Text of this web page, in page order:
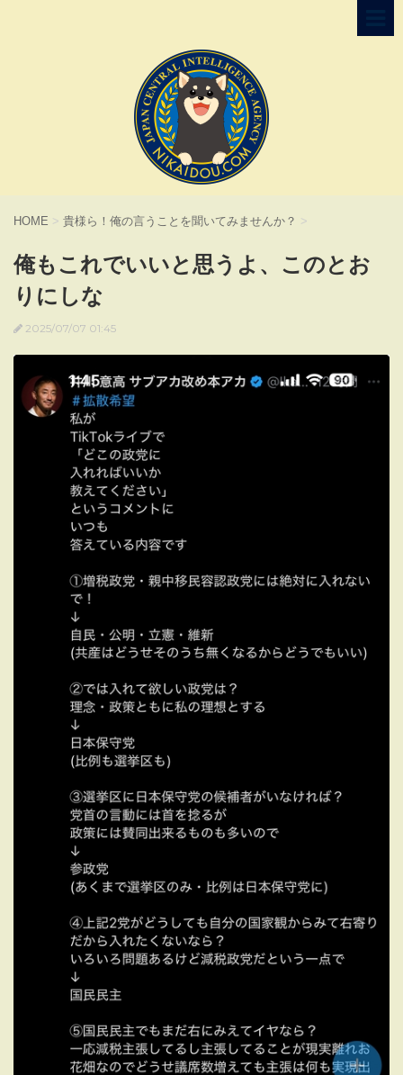
HOME > 貴様ら！俺の言うことを聞いてみませんか？ >
俺もこれでいいと思うよ、このとお
りにしな
2025/07/07 01:45